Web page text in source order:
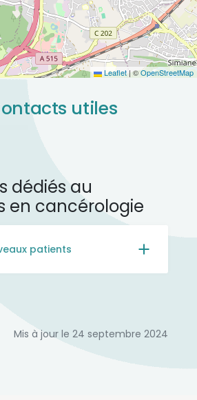
Leaflet|©OpenStreetMap
utiles
dédiés au
en cancérologie
patients
Mis à jour le 24 septembre 2024